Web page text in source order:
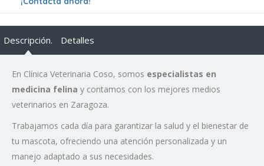
Descripción. Detalles
En Clínica Veterinaria Coso, somos especialistas en
medicina felina y contamos con los mejores medios
veterinarios en Zaragoza.
Trabajamos cada día para garantizar la salud y el bienestar de
tu mascota, ofreciendo una atención personalizada y un
manejo adaptado a sus necesidades.